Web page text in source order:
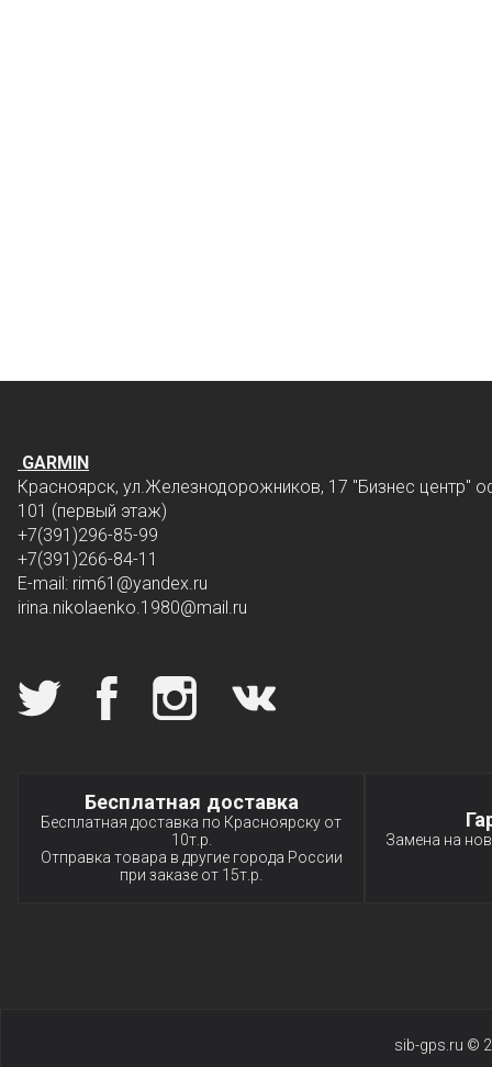
GARMIN
Красноярск, ул.Железнодорожников, 17 "Бизнес центр"
101 (первый этаж)
+7(391)296-85-99
+7(391)266-84-11
E-mail: rim61 @yandex.ru
irina.nikolaenko.1980@mail.ru
Мы в социальных сетях
Специальные условия
Бесплатная доставка
Бесплатная доставка по Красноярску от
10т.р.
Отправка товара в другие города России
при заказе от 15т.р.
Замена на
sib-gps.ru ©